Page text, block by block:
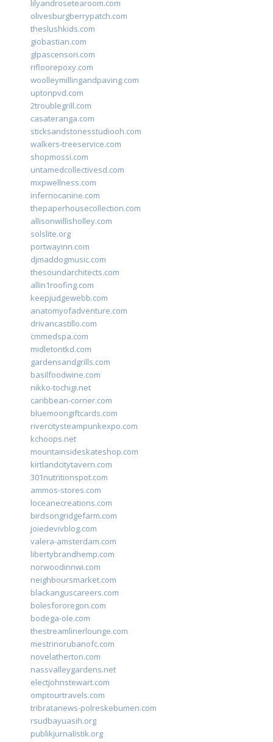
lilyandrosetearoom.com
olivesburgberrypatch.com
theslushkids.com
giobastian.com
glpascensori.com
rifloorepoxy.com
woolleymillingandpaving.com
uptonpvd.com
2troublegrill.com
casateranga.com
sticksandstonesstudiooh.com
walkers-treeservice.com
shopmossi.com
untamedcollectivesd.com
mxpwellness.com
infernocanine.com
thepaperhousecollection.com
allisonwillisholley.com
solslite.org
portwayinn.com
djmaddogmusic.com
thesoundarchitects.com
allin1roofing.com
keepjudgewebb.com
anatomyofadventure.com
drivancastillo.com
cmmedspa.com
midletontkd.com
gardensandgrills.com
basilfoodwine.com
nikko-tochigi.net
caribbean-corner.com
bluemoongiftcards.com
rivercitysteampunkexpo.com
kchoops.net
mountainsideskateshop.com
kirtlandcitytavern.com
301nutritionspot.com
ammos-stores.com
loceanecreations.com
birdsongridgefarm.com
joiedevivblog.com
valera-amsterdam.com
libertybrandhemp.com
norwoodinnwi.com
neighboursmarket.com
blackanguscareers.com
bolesfororegon.com
bodega-ole.com
thestreamlinerlounge.com
mestrinorubanofc.com
novelatherton.com
nassvalleygardens.net
electjohnstewart.com
omptourtravels.com
tribratanews-polreskebumen.com
rsudbayuasih.org
publikjurnalistik.org